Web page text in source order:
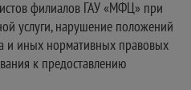
филиалов ГАУ «МФЦ» при
услуги, нарушение положений
и иных нормативных правовых
к предоставлению